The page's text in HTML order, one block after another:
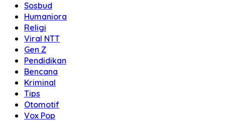
Sosbud
Humaniora
Religi
Viral NTT
Gen Z
Pendidikan
Bencana
Kriminal
Tips
Otomotif
Vox Pop